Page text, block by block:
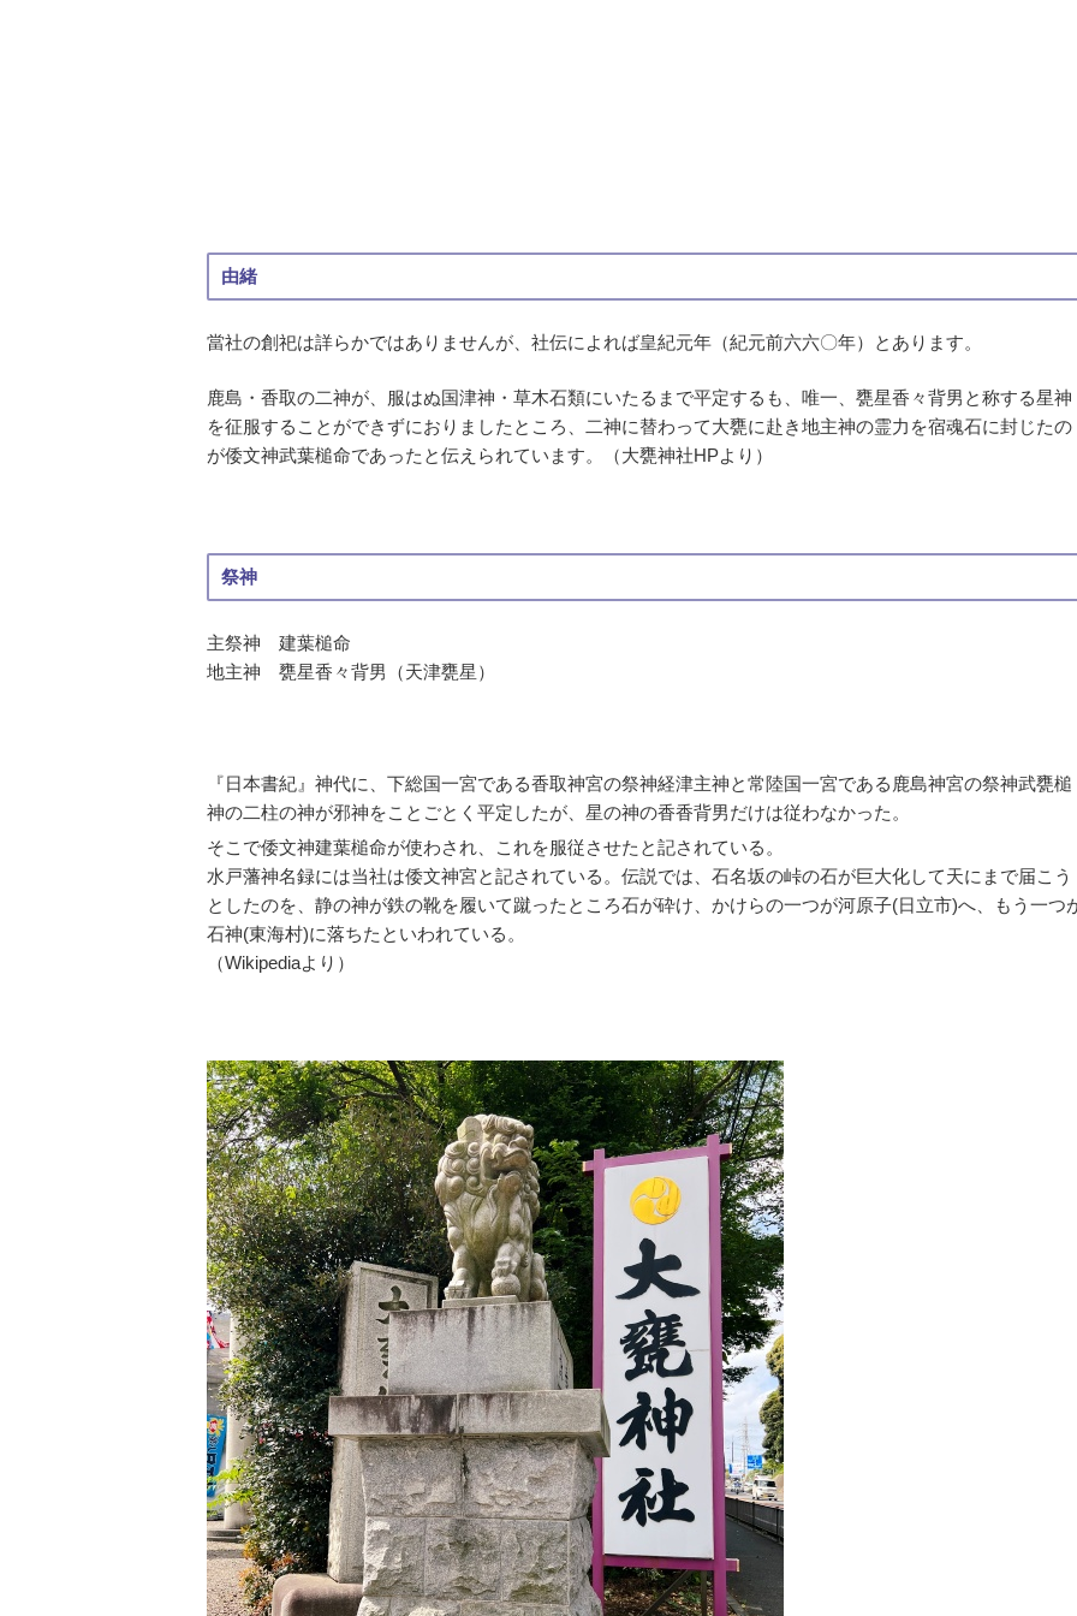
由緒
當社の創祀は詳らかではありませんが、社伝によれば皇紀元年（紀元前六六〇年）とあります。
鹿島・香取の二神が、服はぬ国津神・草木石類にいたるまで平定するも、唯一、甕星香々背男と称する星神
を征服することができずにおりましたところ、二神に替わって大甕に赴き地主神の霊力を宿魂石に封じたの
が倭文神武葉槌命であったと伝えられています。（大甕神社HPより）
祭神
主祭神 建葉槌命
地主神 甕星香々背男（天津甕星）
『日本書紀』神代に、下総国一宮である香取神宮の祭神経津主神と常陸国一宮である鹿島神宮の祭神武甕槌
神の二柱の神が邪神をことごとく平定したが、星の神の香香背男だけは従わなかった。
そこで倭文神建葉槌命が使わされ、これを服従させたと記されている 。
水戸藩神名録には当社は倭文神宮と記されている。伝説では、石名坂の峠の石が巨大化して天にまで届こう
としたのを、静の神が鉄の靴を履いて蹴ったところ石が砕け、かけらの一つが河原子(日立市)へ、もう一つ
石神(東海村)に落ちたといわれている。
（Wikipediaより）